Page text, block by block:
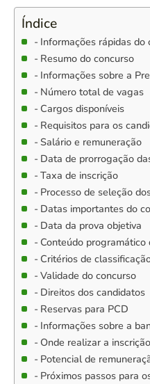
Índice
Informações rápidas do
Resumo do concurso
Informações sobre a
Número total de vagas
Cargos disponíveis
Requisitos para os
Salário e remuneração
Data de prorrogação
Taxa de inscrição
Processo de seleção
Datas importantes do
Data da prova objetiva
Conteúdo programático
Critérios de
Validade do concurso
Direitos dos candidatos
Reservas para PCD
Informações sobre a
Onde realizar a inscrição
Potencial de
Próximos passos para